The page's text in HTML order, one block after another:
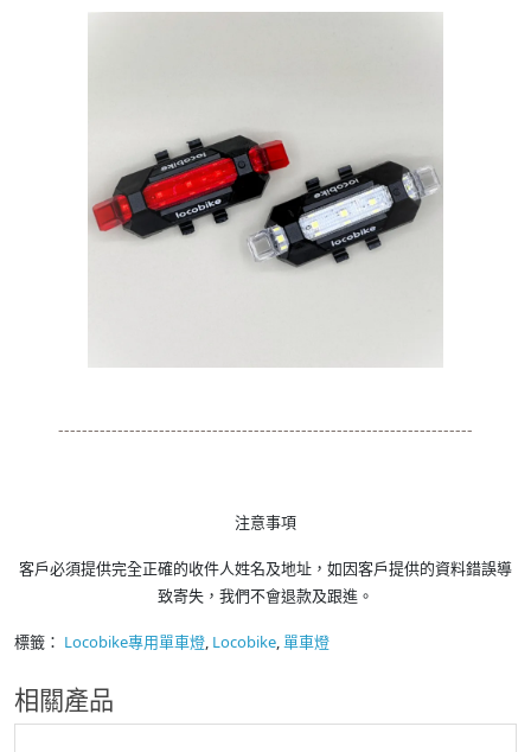
----------------------------------------------------------------------
注意事項
客戶必須提供完全正確的收件人姓名及地址，如因客戶提供的資料錯誤導
致寄失，我們不會退款及跟進。
標籤： Locobike專用單車燈, Locobike,單車燈
相關產品